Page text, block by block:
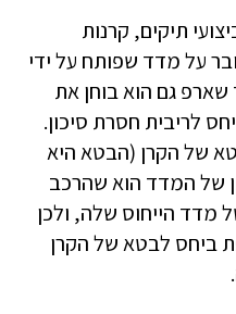
תיקים, קרנות
על מדד שפותח על ידי
שארפ גם הוא בוחן את
לריבית חסרת סיכון.
של הקרן (הבטא היא
של המדד הוא שהרכב
מדד הייחוס שלה, ולכן
ביחס לבטא של הקרן